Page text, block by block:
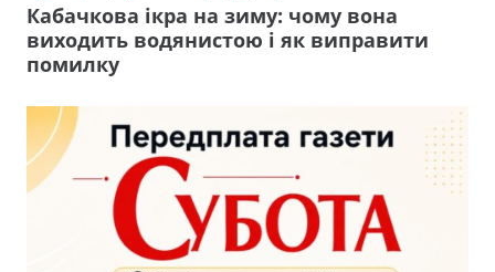
Кабачкова ікра на зиму: чому вона
виходить водянистою і як виправити
помилку